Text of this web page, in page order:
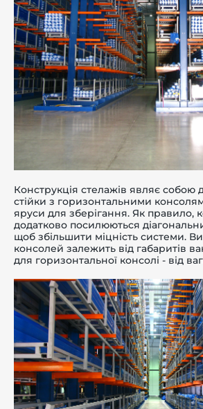
Конструкція стелажів являє собою
стійки з горизонтальними
яруси для зберігання. Як правило,
додатково посилюються
щоб збільшити міцність системи.
консолей залежить від габаритів
для горизонтальної консолі - від